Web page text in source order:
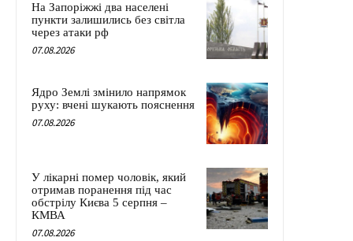
На Запоріжжі два населені
пункти залишились без світла
через атаки рф
07.08.2026
Ядро Землі змінило напрямок
руху: вчені шукають пояснення
07.08.2026
У лікарні помер чоловік, який
отримав поранення під час
обстрілу Києва 5 серпня –
КМВА
07.08.2026